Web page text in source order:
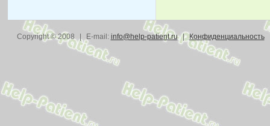
Copyright © 2008 E-mail: info@help-patient.ru | Конфиденциальность